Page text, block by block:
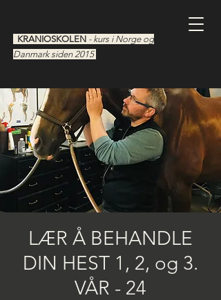
KRANIOSKOLEN - kurs i Norge og
Danmark siden 2015
LÆR Å BEHANDLE
DIN HEST 1, 2, og 3.
VÅR - 24